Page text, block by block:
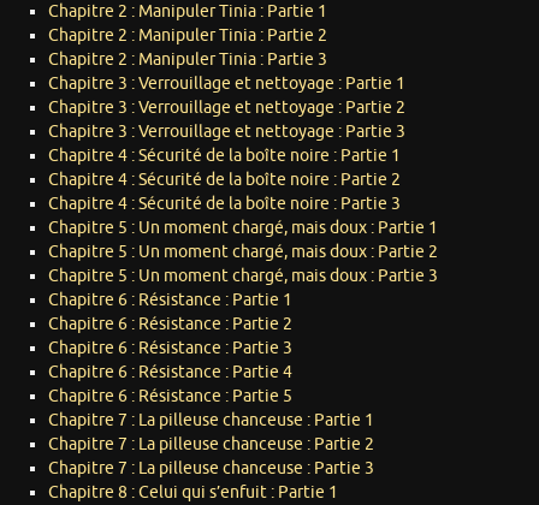
Chapitre 2 : Manipuler Tinia : Partie 1
Chapitre 2 : Manipuler Tinia : Partie 2
Chapitre 2 : Manipuler Tinia : Partie 3
Chapitre 3 : Verrouillage et nettoyage : Partie 1
Chapitre 3 : Verrouillage et nettoyage : Partie 2
Chapitre 3 : Verrouillage et nettoyage : Partie 3
Chapitre 4 : Sécurité de la boîte noire : Partie 1
Chapitre 4 : Sécurité de la boîte noire : Partie 2
Chapitre 4 : Sécurité de la boîte noire : Partie 3
Chapitre 5 : Un moment chargé, mais doux : Partie 1
Chapitre 5 : Un moment chargé, mais doux : Partie 2
Chapitre 5 : Un moment chargé, mais doux : Partie 3
Chapitre 6 : Résistance : Partie 1
Chapitre 6 : Résistance : Partie 2
Chapitre 6 : Résistance : Partie 3
Chapitre 6 : Résistance : Partie 4
Chapitre 6 : Résistance : Partie 5
Chapitre 7 : La pilleuse chanceuse : Partie 1
Chapitre 7 : La pilleuse chanceuse : Partie 2
Chapitre 7 : La pilleuse chanceuse : Partie 3
Chapitre 8 : Celui qui s’enfuit : Partie 1